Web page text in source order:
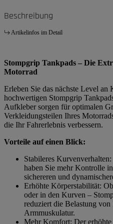
Beschreibung
Artikelinfos im Detail
Stompgrip Tankpads – Die
Motorrad
Erleben Sie das nächste Level
hochwertigen Stompgrip
Aufkleber sorgen für optimalen
Verkleidungsteilen Ihres
die Ihr Fahrerlebnis verbessern.
Vorteile auf einen Blick:
Stabileres
haben Sie mehr Kontrolle
sichereren und
Erhöhte Körperstabilität:
oder in den Kurven –
reduziert die Belastung
Armmuskulatur.
Mehr Komfort: Der